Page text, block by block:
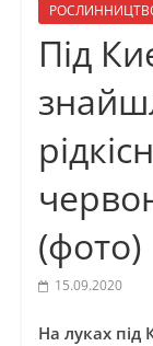
Під
(фото)
15.09.2020
На луках під